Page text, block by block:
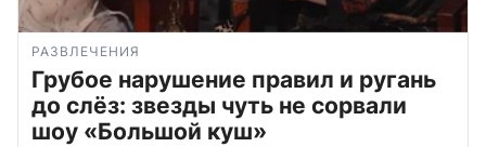
РАЗВЛЕЧЕНИЯ
Грубое нарушение правил и ругань
до слёз: звезды чуть не сорвали
шоу «Большой куш»